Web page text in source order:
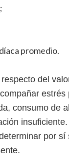
promedio.
del
estrés
consumo de
por sí